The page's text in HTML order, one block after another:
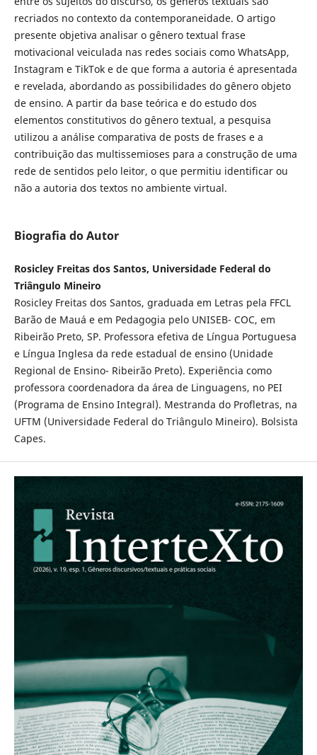
recriados no contexto da contemporaneidade. O artigo
presente objetiva analisar o gênero textual frase
motivacional veiculada nas redes sociais como WhatsApp,
Instagram e TikTok e de que forma a autoria é apresentada
e revelada, abordando as possibilidades do gênero objeto
de ensino. A partir da base teórica e do estudo dos
elementos constitutivos do gênero textual, a pesquisa
utilizou a análise comparativa de posts de frases e a
contribuição das multissemioses para a construção de uma
rede de sentidos pelo leitor, o que permitiu identificar ou
não a autoria dos textos no ambiente virtual.
Biografia do Autor
Rosicley Freitas dos Santos, Universidade Federal do
Triângulo Mineiro
Rosicley Freitas dos Santos, graduada em Letras pela FFCL
Barão de Mauá e em Pedagogia pelo UNISEB- COC, em
Ribeirão Preto, SP. Professora efetiva de Língua Portuguesa
e Língua Inglesa da rede estadual de ensino (Unidade
Regional de Ensino- Ribeirão Preto). Experiência como
professora coordenadora da área de Linguagens, no PEI
(Programa de Ensino Integral). Mestranda do Profletras, na
UFTM (Universidade Federal do Triângulo Mineiro). Bolsista
Capes.